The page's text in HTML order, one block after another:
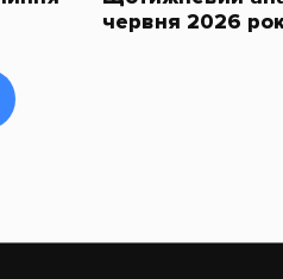
червня 2026